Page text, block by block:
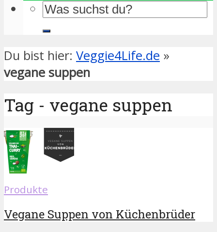
Du bist hier: Veggie4Life.de »
vegane suppen
Tag - vegane suppen
Produkte
Vegane Suppen von Küchenbrüder